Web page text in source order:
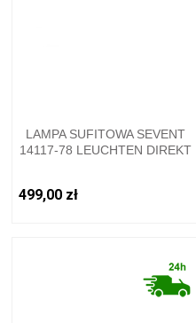
LAMPA SUFITOWA SEVENT
14117-78 LEUCHTEN DIREKT
499,00 zł